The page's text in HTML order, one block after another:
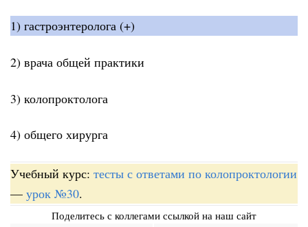
1) гастроэнтеролога (+)
2) врача общей практики
3) колопроктолога
4) общего хирурга
Учебный курс: тесты с ответами по колопроктологии
— урок №30.
Поделитесь с коллегами ссылкой на наш сайт